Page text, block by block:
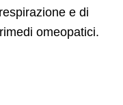
e di
omeopatici.